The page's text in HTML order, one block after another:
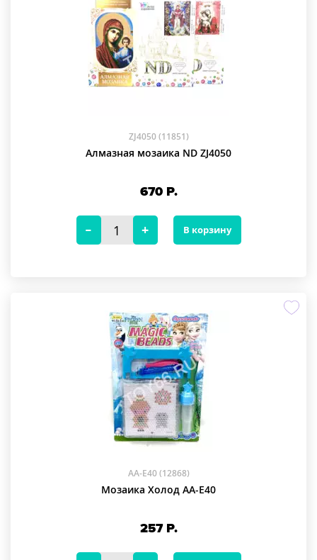
ZJ4050 (11851)
Алмазная мозаика ND ZJ4050
670Р.
В корзину
AA-E40 (12868)
Мозаика Холод AA-E40
257Р.